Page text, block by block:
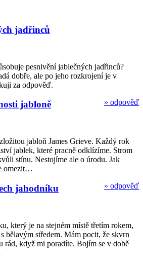
jadřinců
pesnivění jablečných jadřinců?
dobře, ale po jeho rozkrojení je v
za odpověď.
» odpověď
jabloně
jabloň James Grieve. Každý rok
jablek, které pracně odklízíme. Strom
stínu. Nestojíme ale o úrodu. Jak
omezit…
» odpověď
jahodníku
který je na stejném místě třetím rokem,
bělavým středem. Mám pocit, že skvrn
rád, když mi poradíte. Bojím se v době